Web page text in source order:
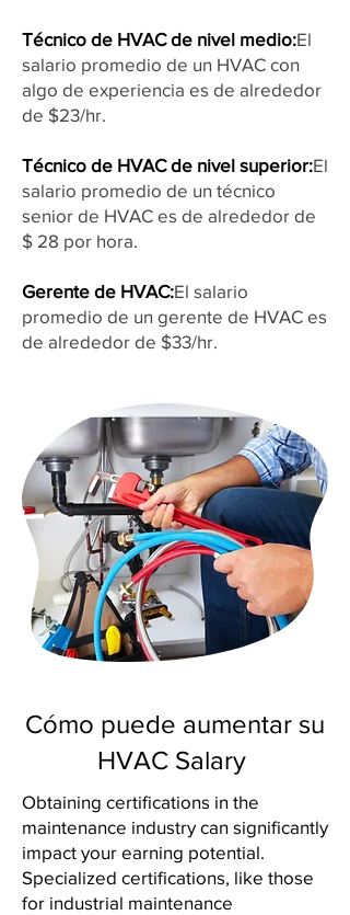
Técnico de HVAC de nivel medio:El
salario promedio de un HVAC con
algo de experiencia es de alrededor
de $23/hr.
Técnico de HVAC de nivel superior:El
salario promedio de un técnico
senior de HVAC es de alrededor de
$ 28 por hora.
Gerente de HVAC:El salario
promedio de un gerente de HVAC es
de alrededor de $33/hr.
Cómo puede aumentar su
HVAC Salary
Obtaining certifications in the
maintenance industry can significantly
impact your earning potential.
Specialized certifications, like those
for industrial maintenance